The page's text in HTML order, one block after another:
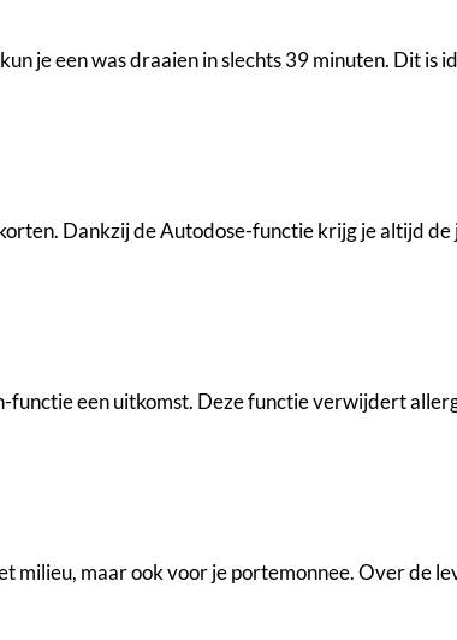
je een was draaien in slechts 39 minuten. Dit is
Dankzij de Autodose-functie krijg je altijd
functie een uitkomst. Deze functie verwijdert
milieu, maar ook voor je portemonnee. Over de